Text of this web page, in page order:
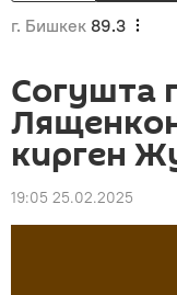
г. Бишкек 89.3
Согушта
кирген
19:05 25.02.2025